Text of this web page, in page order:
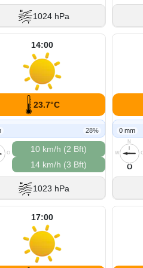
1024 hPa
14:00
23.7°C
28%
O
10 km/h (2 Bft)
14 km/h (3 Bft)
1023 hPa
0 mm
N
S
W
O
17:00